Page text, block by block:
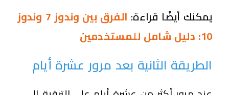
يمكنك أيضًا قراءة:
الفرق بين وندوز 7 وندوز
10: دليل شامل للمستخدمين
الطريقة الثانية بعد مرور عشرة أيام